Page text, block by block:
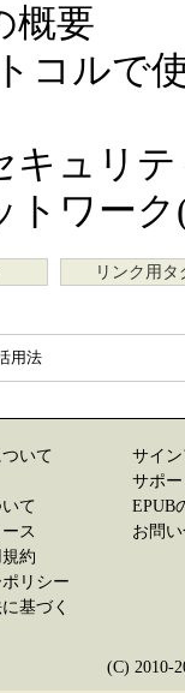
概要
コルで
キュリ
トワーク
リンク用タ
用法
いて
て
ス
約
リシー
基づく
サイ
サポ
EPUB
お問
(C) 2010-